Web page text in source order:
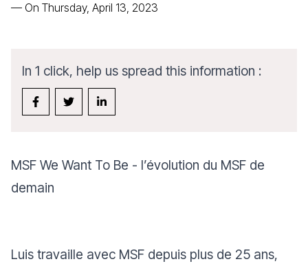
— On Thursday, April 13, 2023
In 1 click, help us spread this information :
MSF We Want To Be - l’évolution du MSF de
demain
Luis travaille avec MSF depuis plus de 25 ans,